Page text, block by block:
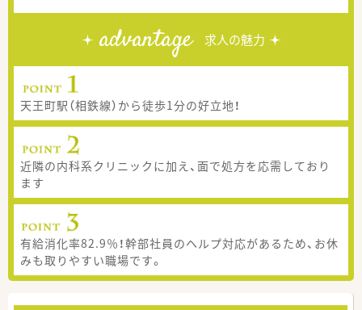
advantage 求人の魅力
天王町駅（相鉄線）から徒歩1分の好立地！
近隣の内科系クリニックに加え、面で処方を応需しており
ます
有給消化率82.9％！幹部社員のヘルプ対応があるため、お休
みも取りやすい職場です。